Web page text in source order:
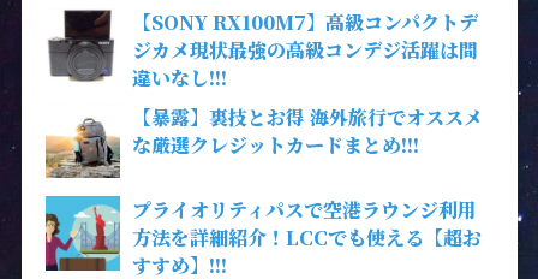
【SONY RX100M7】高級コンパクトデ
ジカメ現状最強の高級コンデジ活躍は間
違いなし!!!
【暴露】裏技とお得 海外旅行でオススメ
な厳選クレジットカードまとめ!!!
プライオリティパスで空港ラウンジ利用
方法を詳細紹介！LCCでも使える【超お
すすめ】!!!